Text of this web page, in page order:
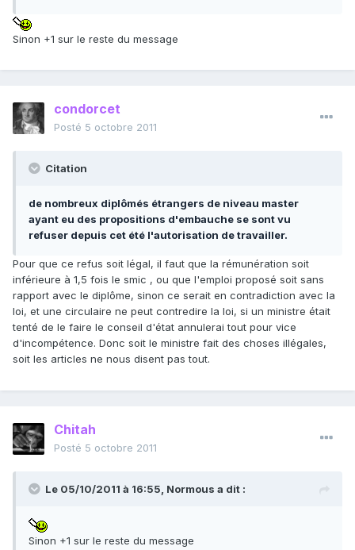
Sinon +1 sur le reste du message
condorcet
Posté 5 octobre 2011
Citation
de nombreux diplômés étrangers de niveau master
ayant eu des propositions d'embauche se sont vu
refuser depuis cet été l'autorisation de travailler.
Pour que ce refus soit légal, il faut que la rémunération soit
inférieure à 1,5 fois le smic , ou que l'emploi proposé soit sans
rapport avec le diplôme, sinon ce serait en contradiction avec la
loi, et une circulaire ne peut contredire la loi, si un ministre était
tenté de le faire le conseil d'état annulerai tout pour vice
d'incompétence. Donc soit le ministre fait des choses illégales,
soit les articles ne nous disent pas tout.
Chitah
Posté 5 octobre 2011
Le 05/10/2011 à 16:55, Normous a dit :
Sinon +1 sur le reste du message